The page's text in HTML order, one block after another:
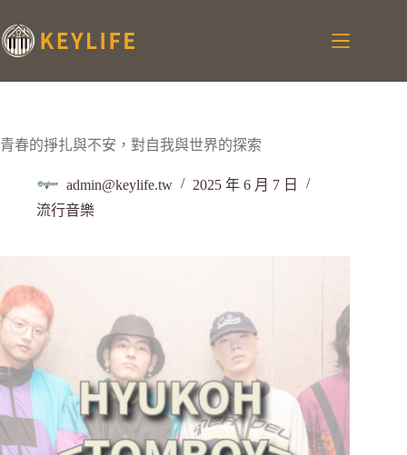
青春的掙扎與不安，對自我與世界的探索
admin@keylife.tw
2025 年 6 月 7 日
流行音樂